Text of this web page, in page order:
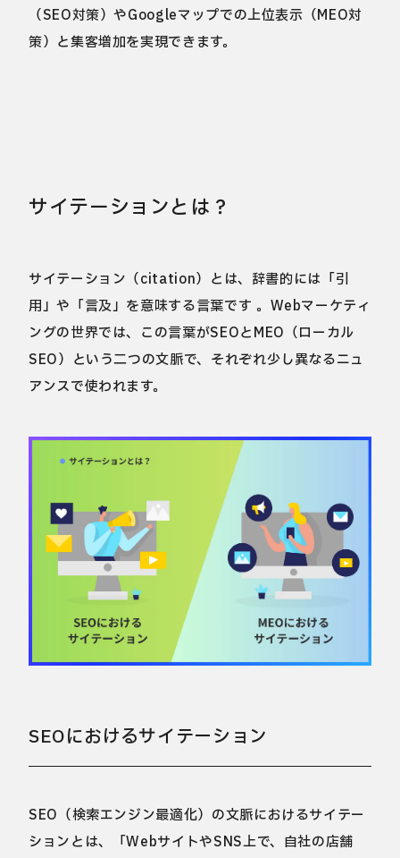
（SEO対策）やGoogleマップでの上位表示（MEO対
策）と集客増加を実現できます。
サイテーションとは？
サイテーション（citation）とは、辞書的には「引
用」や「言及」を意味する言葉です 。Webマーケティ
ングの世界では、この言葉がSEOとMEO（ローカル
SEO）という二つの文脈で、それぞれ少し異なるニュ
アンスで使われます。
SEOにおけるサイテーション
SEO（検索エンジン最適化）の文脈におけるサイテー
ションとは、「WebサイトやSNS上で、自社の店舗